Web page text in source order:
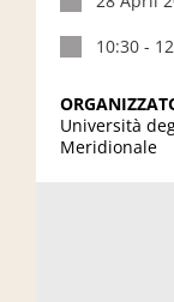
10:30 -
Università
Meridionale